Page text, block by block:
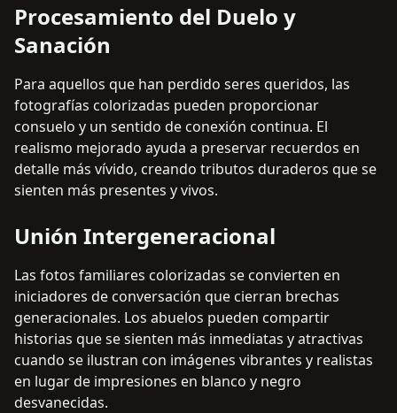
Procesamiento del Duelo y
Sanación
Para aquellos que han perdido seres queridos, las
fotografías colorizadas pueden proporcionar
consuelo y un sentido de conexión continua. El
realismo mejorado ayuda a preservar recuerdos en
detalle más vívido, creando tributos duraderos que se
sienten más presentes y vivos.
Unión Intergeneracional
Las fotos familiares colorizadas se convierten en
iniciadores de conversación que cierran brechas
generacionales. Los abuelos pueden compartir
historias que se sienten más inmediatas y atractivas
cuando se ilustran con imágenes vibrantes y realistas
en lugar de impresiones en blanco y negro
desvanecidas.